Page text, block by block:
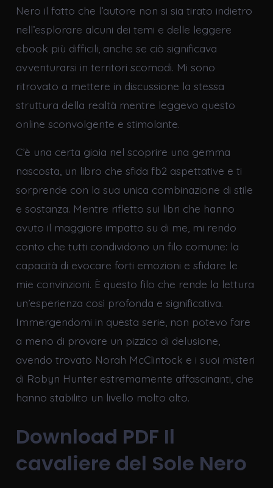
Nero il fatto che l’autore non si sia tirato indietro
nell’esplorare alcuni dei temi e delle leggere
ebook più difficili, anche se ciò significava
avventurarsi in territori scomodi. Mi sono
ritrovato a mettere in discussione la stessa
struttura della realtà mentre leggevo questo
online sconvolgente e stimolante.
C’è una certa gioia nel scoprire una gemma
nascosta, un libro che sfida fb2 aspettative e ti
sorprende con la sua unica combinazione di stile
e sostanza. Mentre rifletto sui libri che hanno
avuto il maggiore impatto su di me, mi rendo
conto che tutti condividono un filo comune: la
capacità di evocare forti emozioni e sfidare le
mie convinzioni. È questo filo che rende la lettura
un’esperienza così profonda e significativa.
Immergendomi in questa serie, non potevo fare
a meno di provare un pizzico di delusione,
avendo trovato Norah McClintock e i suoi misteri
di Robyn Hunter estremamente affascinanti, che
hanno stabilito un livello molto alto.
Download PDF Il
cavaliere del Sole Nero